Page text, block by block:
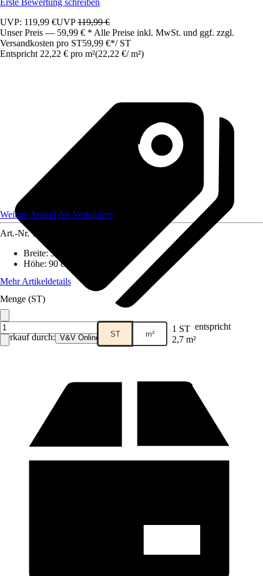
Erste Bewertung schreiben
UVP: 119,99 €UVP119,99 €
Unser Preis — 59,99 € * Alle Preise inkl. MwSt. und ggf. zzgl.
Versandkosten pro ST59,99 €*/ ST
Entspricht 22,22 € pro m²(22,22 €/ m²)
Verkauf durch: V&V Online GmbH
Weitere Artikel des Verkäufers
Art.-Nr. 12477524
Breite:300 cm
Höhe: 90 cm
Mehr Artikeldetails
Menge (ST)
ST m² 1 ST entspricht
2,7 m²